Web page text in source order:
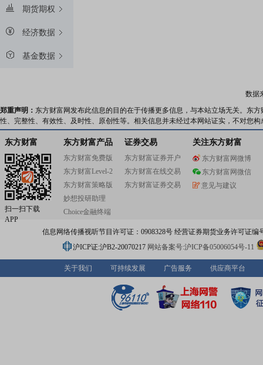
期货期权
经济数据
基金数据
数据
郑重声明： 东方财富网发布此信息的目的在于传播更多信息，与本站立场无关。东
性、完整性、有效性、及时性、原创性等。相关信息并未经过本网站证实，不对您
东方财富
扫一扫下载
APP
东方财富产品
东方财富免费版
东方财富Level-2
东方财富策略版
妙想投研助理
Choice金融终端
证券交易
东方财富证券开户
东方财富在线交易
东方财富证券交易
关注东方财富
东方财富网微博
东方财富网微信
意见与建议
信息网络传播视听节目许可证：0908328号 经营证券期货业务许可证编
沪ICP证:沪B2-20070217 网站备案号:沪ICP备05006054号-11
关于我们 可持续发展 广告服务 供应商平台